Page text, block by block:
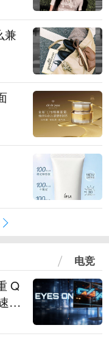
兼
电竞
Q
与